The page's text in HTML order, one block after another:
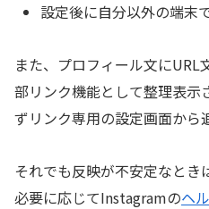
設定後に自分以外の端末
また、プロフィール文に
部リンク機能として整理表示
ずリンク専用の設定画面から
それでも反映が不安定なとき
必要に応じてInstagramのヘ